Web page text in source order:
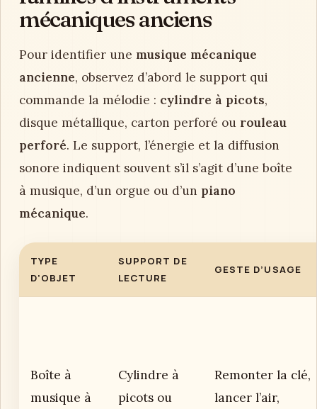
mécaniques anciens
Pour identifier une musique mécanique
ancienne, observez d’abord le support qui
commande la mélodie : cylindre à picots,
disque métallique, carton perforé ou rouleau
perforé. Le support, l’énergie et la diffusion
sonore indiquent souvent s’il s’agit d’une boîte
à musique, d’un orgue ou d’un piano
mécanique.
TYPE
D’OBJET
SUPPORT DE
LECTURE
GESTE D’USAGE
Boîte à
musique à
Cylindre à
picots ou
Remonter la clé,
lancer l’air,